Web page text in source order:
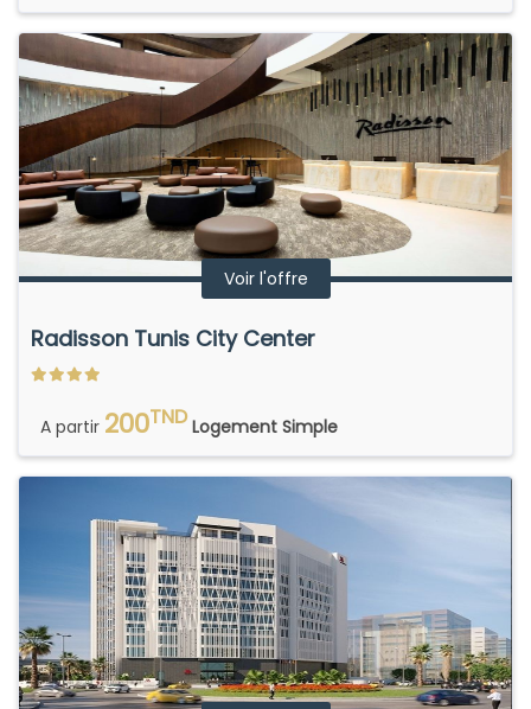
Voir l'offre
Radisson Tunis City Center
A partir 200TND Logement Simple